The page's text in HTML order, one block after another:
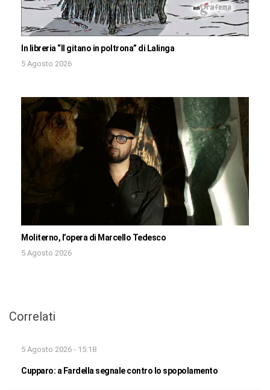
In libreria “Il gitano in poltrona” di Lalinga
5 Agosto 2026
Moliterno, l’opera di Marcello Tedesco
5 Agosto 2026
Correlati
5 Agosto 2026 - 15:18
Cupparo: a Fardella segnale contro lo spopolamento